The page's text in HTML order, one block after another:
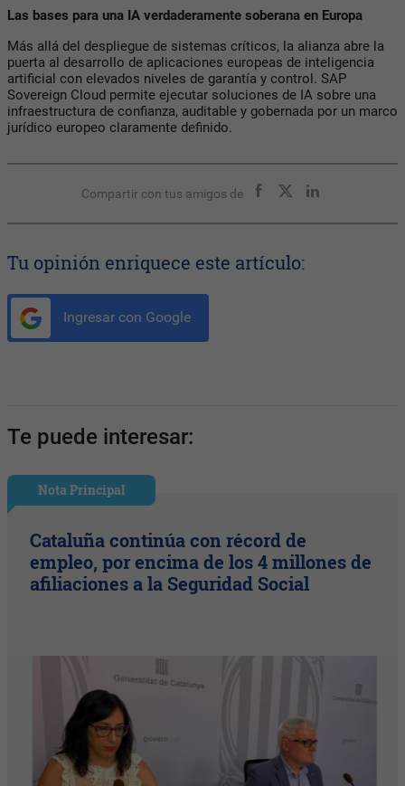
Las bases para una IA verdaderamente soberana en Europa
Más allá del despliegue de sistemas críticos, la alianza abre la
puerta al desarrollo de aplicaciones europeas de inteligencia
artificial con elevados niveles de garantía y control. SAP
Sovereign Cloud permite ejecutar soluciones de IA sobre una
infraestructura de confianza, auditable y gobernada por un marco
jurídico europeo claramente definido.
Compartir con tus amigos de
Tu opinión enriquece este artículo:
Ingresar con Google
Te puede interesar:
Nota Principal
Cataluña continúa con récord de
empleo, por encima de los 4 millones de
afiliaciones a la Seguridad Social